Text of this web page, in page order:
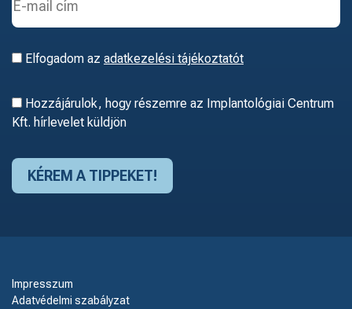
Elfogadom az adatkezelési tájékoztatót
Hozzájárulok, hogy részemre az Implantológiai Centrum
Kft. hírlevelet küldjön
Impresszum
Adatvédelmi szabályzat